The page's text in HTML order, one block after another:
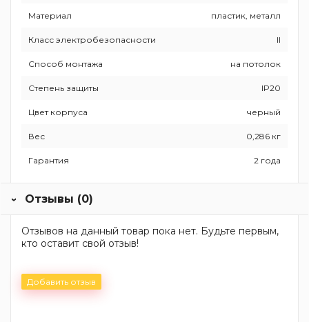
Материал пластик, металл
Класс электробезопасности II
Способ монтажа на потолок
Степень защиты IP20
Цвет корпуса черный
Вес 0,286 кг
Гарантия 2 года
Отзывы (0)
Отзывов на данный товар пока нет. Будьте первым,
кто оставит свой отзыв!
Добавить отзыв